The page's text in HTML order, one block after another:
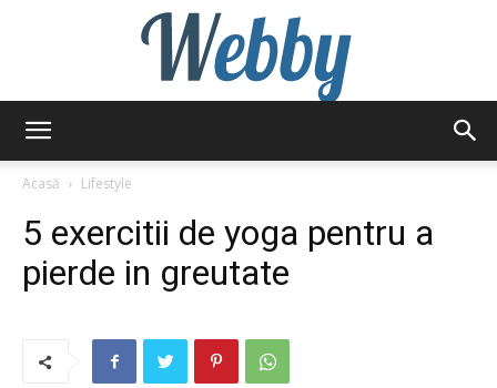
Acasă
Lifestyle
5 exercitii de yoga pentru a
pierde in greutate